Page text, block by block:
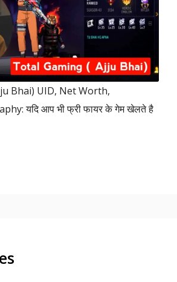
Bhai) UID, Net Worth,
यदि आप भी फ्री फायर के गेम खेलते है